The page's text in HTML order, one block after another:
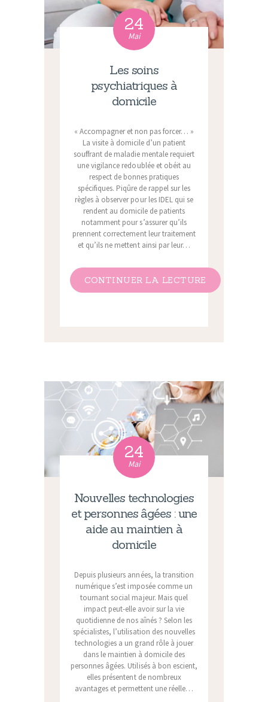
ARTICLES
PLUS
24
Mai
Les soins
psychiatriques à
domicile
« Accompagner et non pas forcer… »
La visite à domicile d’un patient
souffrant de maladie mentale requiert
une vigilance redoublée et obéit au
respect de bonnes pratiques
spécifiques. Piqûre de rappel sur les
règles à observer pour les IDEL qui se
rendent au domicile de patients
notamment pour s’assurer qu’ils
prennent correctement leur traitement
et qu’ils ne mettent ainsi par leur…
CONTINUER LA LECTURE
24
Mai
Nouvelles technologies
et personnes âgées : une
aide au maintien à
domicile
Depuis plusieurs années, la transition
numérique s’est imposée comme un
tournant social majeur. Mais quel
impact peut-elle avoir sur la vie
quotidienne de nos aînés ? Selon les
spécialistes, l’utilisation des nouvelles
technologies a un grand rôle à jouer
dans le maintien à domicile des
personnes âgées. Utilisés à bon escient,
elles présentent de nombreux
avantages et permettent une réelle…